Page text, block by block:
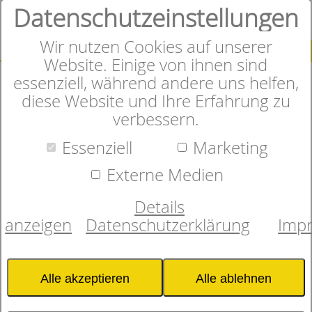
SUCHE
0
Datenschutzeinstellungen
Wir nutzen Cookies auf unserer
Website. Einige von ihnen sind
essenziell, während andere uns helfen,
diese Website und Ihre Erfahrung zu
verbessern.
Essenziell
Marketing
Externe Medien
Details
anzeigen
Datenschutzerklärung
Alle akzeptieren Alle ablehnen
Herzlich Willkommen im
Online-Shop
Sie sorgfältig ausgewählte
Matratzen, Bettwaren und